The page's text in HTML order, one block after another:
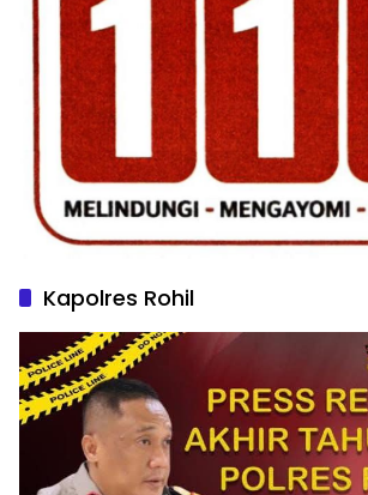
Kapolres Rohil